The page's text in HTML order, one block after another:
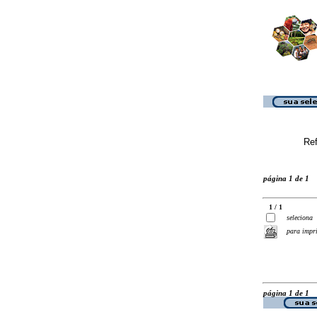
página 1 de 1
1 / 1
seleciona
para
página 1 de 1